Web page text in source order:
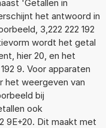
'Getallen in
het antwoord in
3,222 222 192
wordt het getal
hier 20, en het
9. Voor apparaten
het weergeven van
bij
ook
9E+20. Dit maakt met